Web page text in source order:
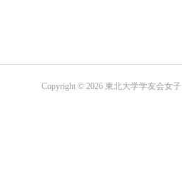
Copyright © 2026 東北大学学友会女